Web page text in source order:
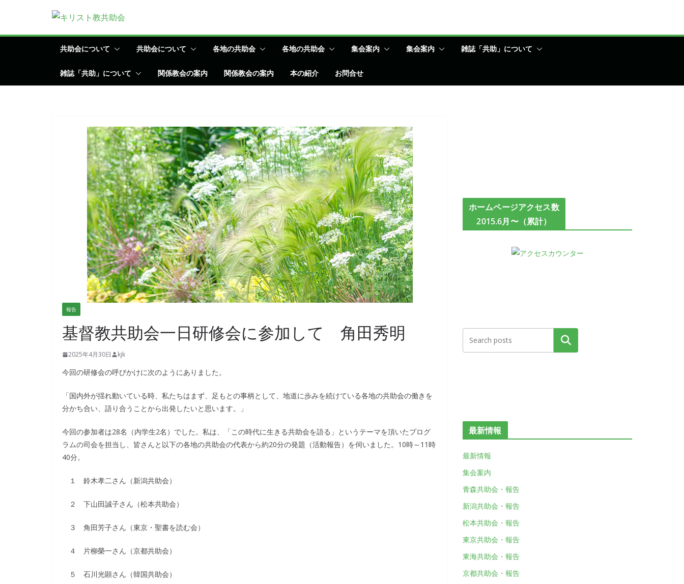
テ
共助会について 共助会について 各地の共助会 各地の共助会 集会案内 集会案内 雑誌「共助」について
雑誌「共助」について 関係教会の案内 関係教会の案内 本の紹介 お問合せ
報告
基督教共助会一日研修会に参加して 角田秀明
2025年4月30日 kjk
今回の研修会の呼びかけに次のようにありました。
「国内外が揺れ動いている時、私たちはまず、足もとの事柄として、地道に歩みを続けている各地の共助会の働きを
分かち合い、語り合うことから出発したいと思います。」
今回の参加者は28名（内学生2名）でした。私は、「この時代に生きる共助会を語る」というテーマを頂いたプログ
ラムの司会を担当し、皆さんと以下の各地の共助会の代表から約20分の発題（活動報告）を伺いました。10時～11時
40分。
１ 鈴木孝二さん（新潟共助会）
２ 下山田誠子さん（松本共助会）
３ 角田芳子さん（東京・聖書を読む会）
４ 片柳榮一さん（京都共助会）
５ 石川光顕さん（韓国共助会）
ホームページアクセス数
2015.6月〜（累計）
検索
最新情報
最新情報
集会案内
青森共助会・報告
新潟共助会・報告
松本共助会・報告
東京共助会・報告
東海共助会・報告
京都共助会・報告